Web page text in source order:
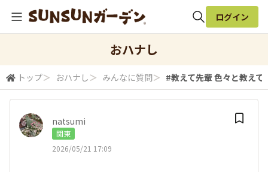
検索
ログイン
おハナし
トップ＞ おハナし ＞ みんなに質問＞ #教えて先輩 色々と教えて
natsumi
関東
2026/05/21 17:09